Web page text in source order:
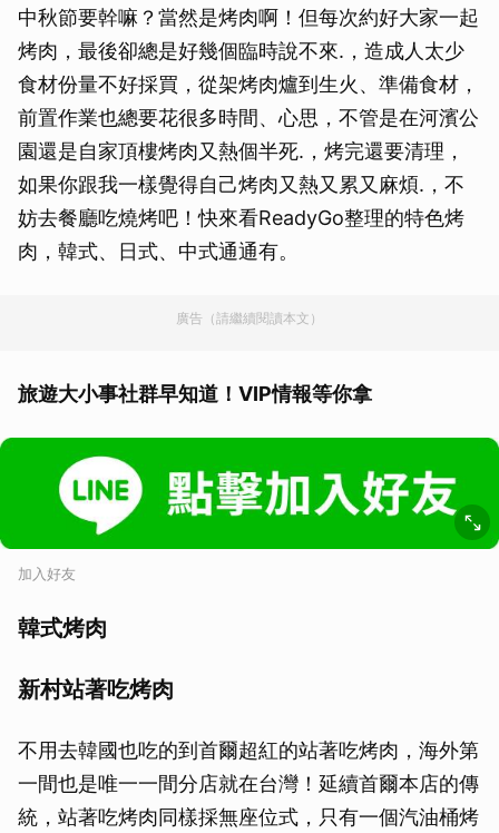
中秋節要幹嘛？當然是烤肉啊！但每次約好大家一起
烤肉，最後卻總是好幾個臨時說不來.，造成人太少
食材份量不好採買，從架烤肉爐到生火、準備食材，
前置作業也總要花很多時間、心思，不管是在河濱公
園還是自家頂樓烤肉又熱個半死.，烤完還要清理，
如果你跟我一樣覺得自己烤肉又熱又累又麻煩.，不
妨去餐廳吃燒烤吧！快來看ReadyGo整理的特色烤
肉，韓式、日式、中式通通有。
廣告（請繼續閱讀本文）
旅遊大小事社群早知道！VIP情報等你拿
加入好友
韓式烤肉
新村站著吃烤肉
不用去韓國也吃的到首爾超紅的站著吃烤肉，海外第
一間也是唯一一間分店就在台灣！延續首爾本店的傳
統，站著吃烤肉同樣採無座位式，只有一個汽油桶烤